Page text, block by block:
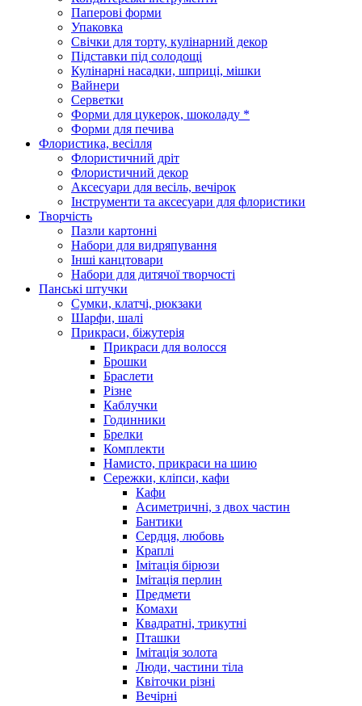
Паперові форми
Упаковка
Свічки для торту, кулінарний декор
Підставки під солодощі
Кулінарні насадки, шприці, мішки
Вайнери
Серветки
Форми для цукерок, шоколаду *
Форми для печива
Флористика, весілля
Флористичний дріт
Флористичний декор
Аксесуари для весіль, вечірок
Інструменти та аксесуари для флористики
Творчість
Пазли картонні
Набори для видряпування
Інші канцтовари
Набори для дитячої творчості
Панські штучки
Сумки, клатчі, рюкзаки
Шарфи, шалі
Прикраси, біжутерія
Прикраси для волосся
Брошки
Браслети
Різне
Каблучки
Годинники
Брелки
Комплекти
Намисто, прикраси на шию
Сережки, кліпси, кафи
Кафи
Асиметричні, з двох частин
Бантики
Сердця, любовь
Краплі
Імітація бірюзи
Імітація перлин
Предмети
Комахи
Квадратні, трикутні
Пташки
Імітація золота
Люди, частини тіла
Квіточки різні
Вечірні